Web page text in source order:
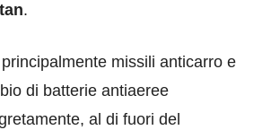
.
missili anticarro e
di batterie antiaeree
al di fuori del